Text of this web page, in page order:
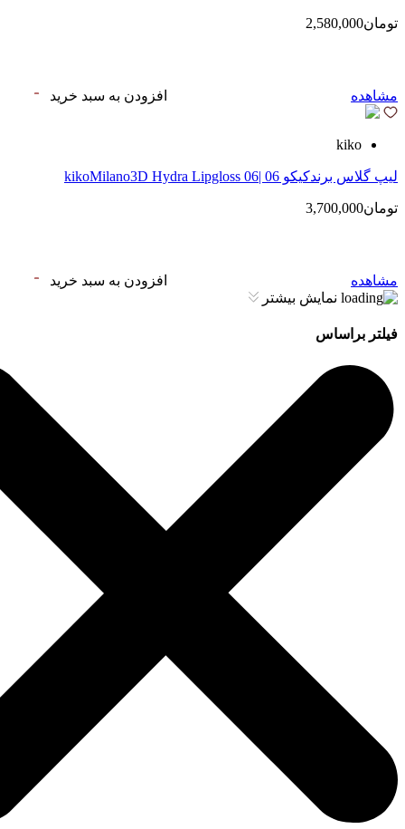
تومان2,580,000
مشاهده افزودن به سبد خرید
kiko
لیپ گلاس‌ برندکیکو 06 |kikoMilano3D Hydra Lipgloss 06
تومان3,700,000
مشاهده
افزودن به سبد خرید
نمایش بیشتر
فیلتر براساس